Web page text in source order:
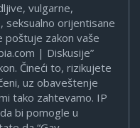
vulgarne,
seksualno orijentisane
poštuje zakon vaše
| Diskusije”
Čineći to, rizikujete
uz obaveštenje
tako zahtevamo. IP
bi pomogle u